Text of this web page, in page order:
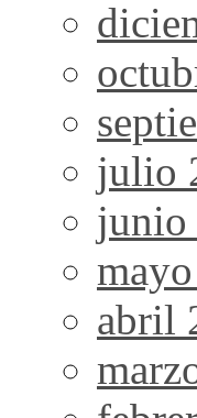
julio
junio
abril